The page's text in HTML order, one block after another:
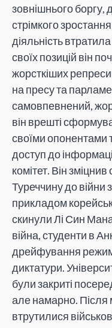
зовнішнього боргу,
стрімкого
діяльність
своїх позицій він
жорсткіших
на пресу та
самовпевнений,
він врешті
своїми опонентами
доступ до
комітет. Він
Туреччину до війни
прикладом
скинули Лі Син
війна, студенти в
дрейфування
диктатури.
були закриті
але намарно. Після
втрутилися